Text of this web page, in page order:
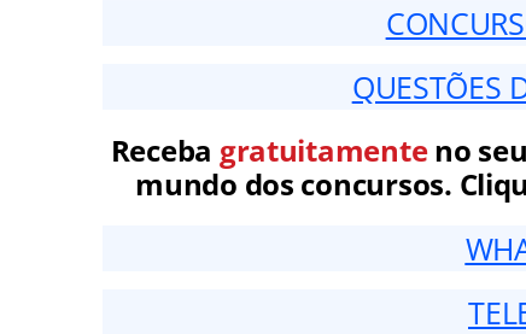
QUESTÕES
Receba gratuitamenteno
mundo dos concursos.